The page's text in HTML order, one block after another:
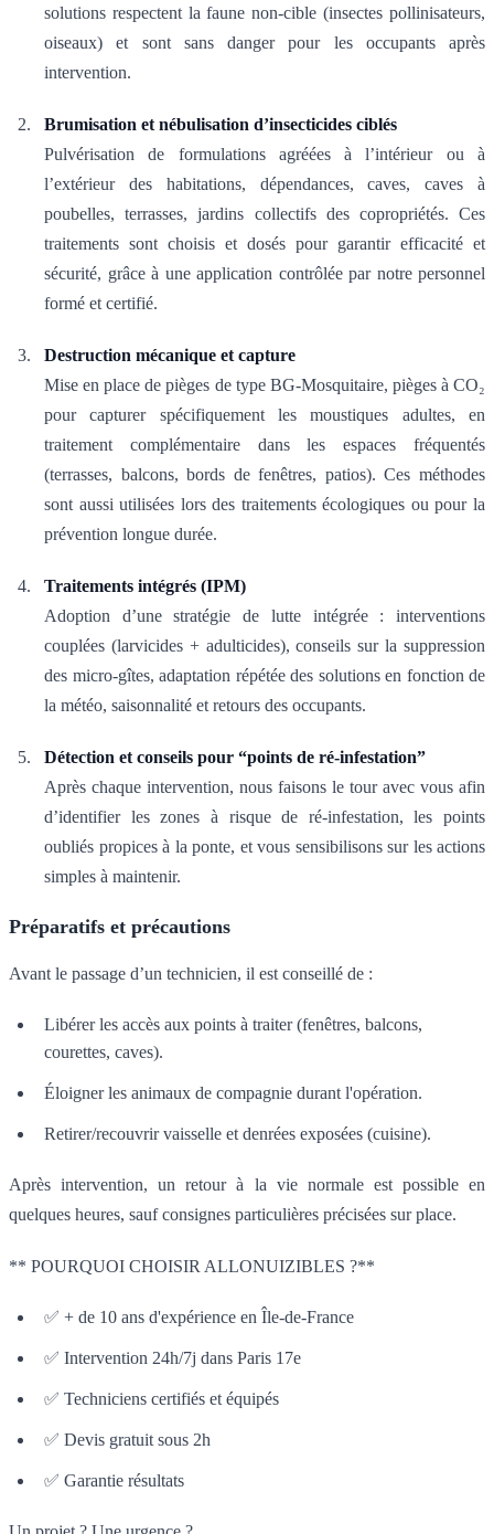
solutions respectent la faune non-cible (insectes pollinisateurs,
oiseaux) et sont sans danger pour les occupants après
intervention.
Brumisation et nébulisation d’insecticides ciblés
Pulvérisation de formulations agréées à l’intérieur ou à
l’extérieur des habitations, dépendances, caves, caves à
poubelles, terrasses, jardins collectifs des copropriétés. Ces
traitements sont choisis et dosés pour garantir efficacité et
sécurité, grâce à une application contrôlée par notre personnel
formé et certifié.
Destruction mécanique et capture
Mise en place de pièges de type BG-Mosquitaire, pièges à CO₂
pour capturer spécifiquement les moustiques adultes, en
traitement complémentaire dans les espaces fréquentés
(terrasses, balcons, bords de fenêtres, patios). Ces méthodes
sont aussi utilisées lors des traitements écologiques ou pour la
prévention longue durée.
Traitements intégrés (IPM)
Adoption d’une stratégie de lutte intégrée : interventions
couplées (larvicides + adulticides), conseils sur la suppression
des micro-gîtes, adaptation répétée des solutions en fonction de
la météo, saisonnalité et retours des occupants.
Détection et conseils pour “points de ré-infestation”
Après chaque intervention, nous faisons le tour avec vous afin
d’identifier les zones à risque de ré-infestation, les points
oubliés propices à la ponte, et vous sensibilisons sur les actions
simples à maintenir.
Préparatifs et précautions
Avant le passage d’un technicien, il est conseillé de :
Libérer les accès aux points à traiter (fenêtres, balcons,
courettes, caves).
Éloigner les animaux de compagnie durant l'opération.
Retirer/recouvrir vaisselle et denrées exposées (cuisine).
Après intervention, un retour à la vie normale est possible en
quelques heures, sauf consignes particulières précisées sur place.
** POURQUOI CHOISIR ALLONUIZIBLES ?**
✅ + de 10 ans d'expérience en Île-de-France
✅ Intervention 24h/7j dans Paris 17e
✅ Techniciens certifiés et équipés
✅ Devis gratuit sous 2h
✅ Garantie résultats